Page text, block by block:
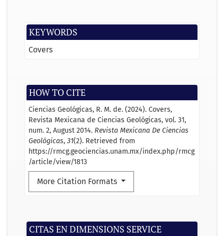
KEYWORDS
Covers
HOW TO CITE
Ciencias Geológicas, R. M. de. (2024). Covers,
Revista Mexicana de Ciencias Geológicas, vol. 31,
num. 2, August 2014. Revista Mexicana De Ciencias
Geológicas, 31(2). Retrieved from
https://rmcg.geociencias.unam.mx/index.php/rmcg
/article/view/1813
More Citation Formats
CITAS EN DIMENSIONS SERVICE